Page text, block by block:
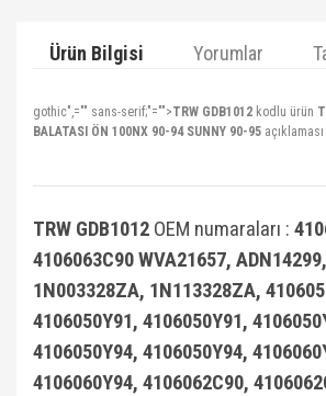
Ürün Bilgisi Yorumlar
gothic",="" sans-serif;"="">TRW GDB1012 kodlu ürün
BALATASI ÖN 100NX 90-94 SUNNY 90-95
TRW GDB1012 OEM numaraları :
4106063C90 WVA21657,
1N003328ZA, 1N113328ZA,
4106050Y91, 4106050Y91,
4106050Y94, 4106050Y94,
4106060Y94, 4106062C90,